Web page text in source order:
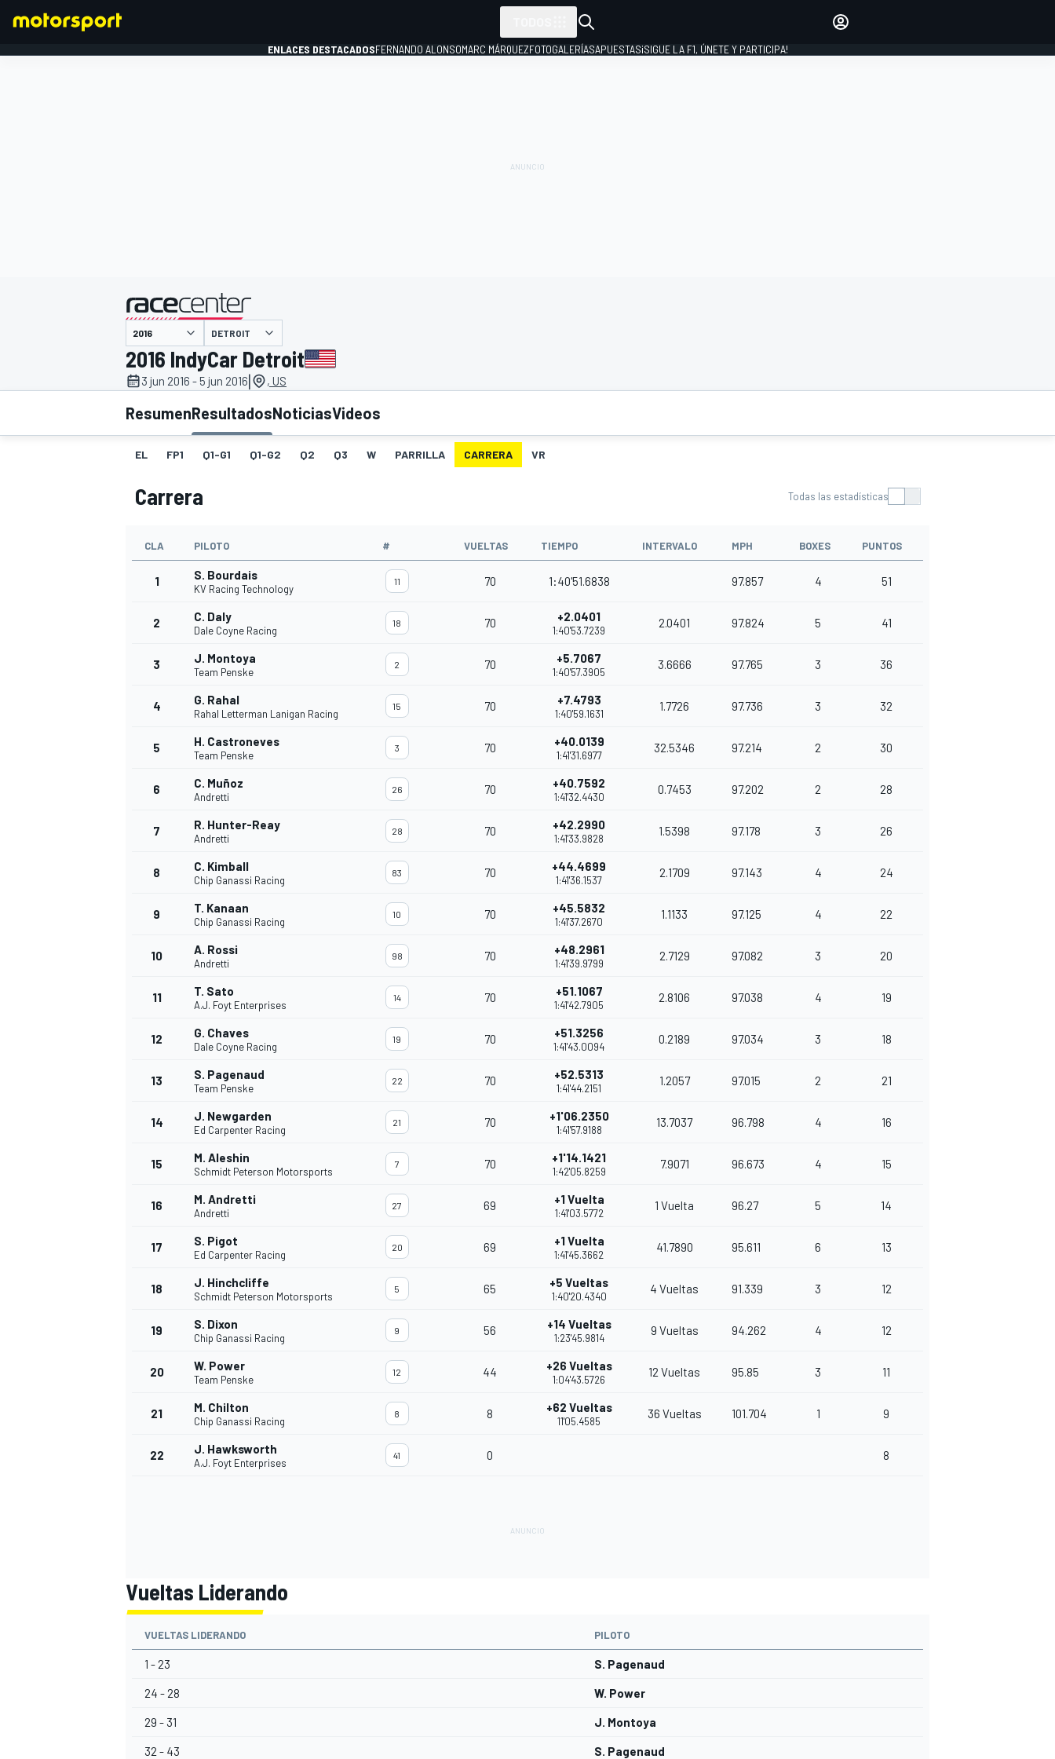
INDYCAR WRC
MÁS CATEGORÍAS
ENLACES DESTACADOSFERNANDO ALONSOMARC MÁRQUEZFOTOGALERÍASAPUESTAS¡SIGUE LA F1, ÚNETE Y PARTICIPA!
presentado por
DETROIT
2016 IndyCar Detroit
3 jun 2016 - 5 jun 2016| , US
ResumenResultadosNoticiasVideos
EL FP1 Q1-G1 Q1-G2 Q2 Q3 W PARRILLA CARRERA VR
Carrera Todas las estadísticas
CLA PILOTO # VUELTAS TIEMPO INTERVALO MPH BOXES PUNTOS
1 S. Bourdais
KV Racing Technology
11 70 1:40'51.6838 97.857 4 51
2 C. Daly
Dale Coyne Racing
18 70 +2.0401
1:40'53.7239
2.0401 97.824 5 41
3 J. Montoya
Team Penske
2 70 +5.7067
1:40'57.3905
3.6666 97.765 3 36
4 G. Rahal
Rahal Letterman Lanigan Racing
15 70 +7.4793
1:40'59.1631
1.7726 97.736 3 32
5 H. Castroneves
Team Penske
3 70 +40.0139
1:41'31.6977
32.5346 97.214 2 30
6 C. Muñoz
Andretti
26 70 +40.7592
1:41'32.4430
0.7453 97.202 2 28
7 R. Hunter-Reay
Andretti
28 70 +42.2990
1:41'33.9828
1.5398 97.178 3 26
8 C. Kimball
Chip Ganassi Racing
83 70 +44.4699
1:41'36.1537
2.1709 97.143 4 24
9 T. Kanaan
Chip Ganassi Racing
10 70 +45.5832
1:41'37.2670
1.1133 97.125 4 22
10 A. Rossi
Andretti
98 70 +48.2961
1:41'39.9799
2.7129 97.082 3 20
11 T. Sato
A.J. Foyt Enterprises
14 70 +51.1067
1:41'42.7905
2.8106 97.038 4 19
12 G. Chaves
Dale Coyne Racing
19 70 +51.3256
1:41'43.0094
0.2189 97.034 3 18
13 S. Pagenaud
Team Penske
22 70 +52.5313
1:41'44.2151
1.2057 97.015 2 21
14 J. Newgarden
Ed Carpenter Racing
21 70 +1'06.2350
1:41'57.9188
13.7037 96.798 4 16
15 M. Aleshin
Schmidt Peterson Motorsports
7 70 +1'14.1421
1:42'05.8259
7.9071 96.673 4 15
16 M. Andretti
Andretti
27 69 +1 Vuelta
1:41'03.5772
1 Vuelta 96.27 5 14
17 S. Pigot
Ed Carpenter Racing
20 69 +1 Vuelta
1:41'45.3662
41.7890 95.611 6 13
18 J. Hinchcliffe
Schmidt Peterson Motorsports
5 65 +5 Vueltas
1:40'20.4340
4 Vueltas 91.339 3 12
19 S. Dixon
Chip Ganassi Racing
9 56 +14 Vueltas
1:23'45.9814
9 Vueltas 94.262 4 12
20 W. Power
Team Penske
12 44 +26 Vueltas
1:04'43.5726
12 Vueltas 95.85 3 11
21 M. Chilton
Chip Ganassi Racing
8 8 +62 Vueltas
11'05.4585
36 Vueltas 101.704 1 9
22 J. Hawksworth
A.J. Foyt Enterprises
41 0 8
Vueltas Liderando
VUELTAS LIDERANDO PILOTO
1 - 23 S. Pagenaud
24 - 28 W. Power
29 - 31 J. Montoya
32 - 43 S. Pagenaud